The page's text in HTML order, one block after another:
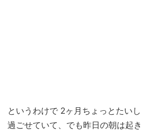
というわけで 2ヶ月ちょっとたい
過ごせていて、でも昨日の朝は起